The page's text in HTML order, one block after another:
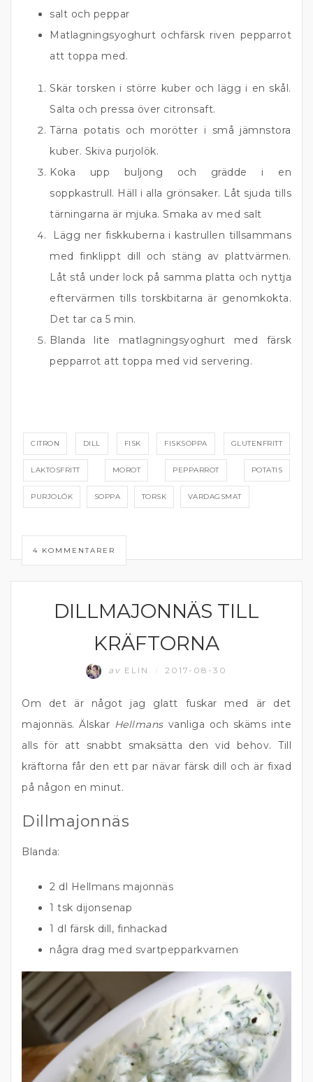
salt och peppar
Matlagningsyoghurt ochfärsk riven pepparrot
att toppa med.
Skär torsken i större kuber och lägg i en skål.
Salta och pressa över citronsaft.
Tärna potatis och morötter i små jämnstora
kuber. Skiva purjolök.
Koka upp buljong och grädde i en
soppkastrull. Häll i alla grönsaker. Låt sjuda tills
tärningarna är mjuka. Smaka av med salt
Lägg ner fiskkuberna i kastrullen tillsammans
med finklippt dill och stäng av plattvärmen.
Låt stå under lock på samma platta och nyttja
eftervärmen tills torskbitarna är genomkokta.
Det tar ca 5 min.
Blanda lite matlagningsyoghurt med färsk
pepparrot att toppa med vid servering.
CITRON DILL FISK FISKSOPPA GLUTENFRITT
LAKTOSFRITT MOROT PEPPARROT POTATIS
PURJOLÖK SOPPA TORSK VARDAGSMAT
4 KOMMENTARER
DIPP OCH RÖROR
DILLMAJONNÄS TILL
KRÄFTORNA
av ELIN 2017-08-30
Om det är något jag glatt fuskar med är det
majonnäs. Älskar Hellmansvanliga och skäms inte
alls för att snabbt smaksätta den vid behov. Till
kräftorna får den ett par nävar färsk dill och är fixad
på någon en minut.
Dillmajonnäs
Blanda:
2 dl Hellmans majonnäs
1 tsk dijonsenap
1 dl färsk dill, finhackad
några drag med svartpepparkvarnen